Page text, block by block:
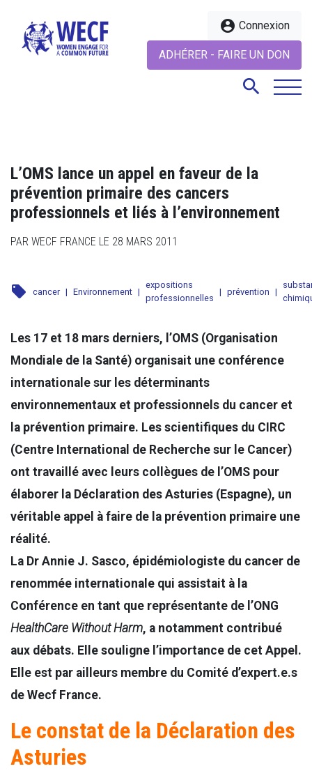
account_circle Connexion
ADHÉRER - FAIRE UN DON
search
L’OMS lance un appel en faveur de la
prévention primaire des cancers
professionnels et liés à l’environnement
PAR WECF FRANCE LE 28 MARS 2011
local_offer cancer | Environnement |
expositions
professionnelles
| prévention |
Les 17 et 18 mars derniers, l’OMS (Organisation
Mondiale de la Santé) organisait une conférence
internationale sur les déterminants
environnementaux et professionnels du cancer et
la prévention primaire. Les scientifiques du CIRC
(Centre International de Recherche sur le Cancer)
ont travaillé avec leurs collègues de l’OMS pour
élaborer la Déclaration des Asturies (Espagne), un
véritable appel à faire de la prévention primaire une
réalité.
La Dr Annie J. Sasco, épidémiologiste du cancer de
renommée internationale qui assistait à la
Conférence en tant que représentante de l’ONG
HealthCare Without Harm, a notamment contribué
aux débats. Elle souligne l’importance de cet Appel.
Elle est par ailleurs membre du Comité d’expert.e.s
de Wecf France.
Le constat de la Déclaration des
Asturies